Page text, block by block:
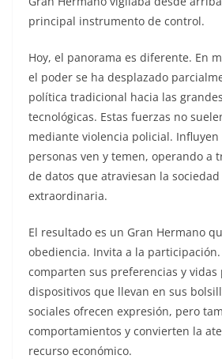
principal instrumento de control.
Hoy, el panorama es diferente. En
el poder se ha desplazado
política tradicional hacia las
tecnológicas. Estas fuerzas no
mediante violencia policial. Influyen
personas ven y temen, operando a
de datos que atraviesan la
extraordinaria.
El resultado es un Gran Hermano
obediencia. Invita a la
comparten sus preferencias y
dispositivos que llevan en sus
sociales ofrecen expresión, pero
comportamientos y convierten la
recurso económico.